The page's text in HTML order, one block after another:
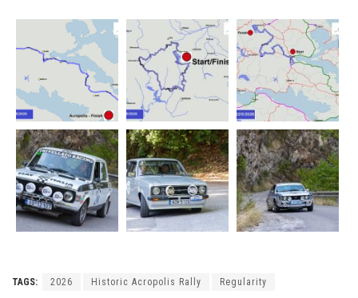
TAGS: 2026 Historic Acropolis Rally Regularity